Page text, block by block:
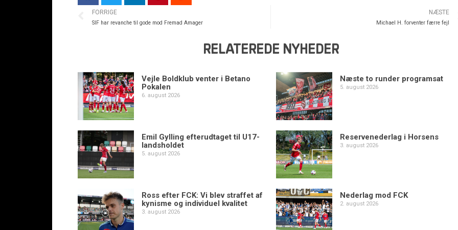
FORRIGE
SIF har revanche til gode mod Fremad Amager
NÆSTE
Michael H. forventer færre fejl
RELATEREDE NYHEDER
Vejle Boldklub venter i Betano
Pokalen
6. august 2026
Næste to runder programsat
5. august 2026
Emil Gylling efterudtaget til U17-
landsholdet
5. august 2026
Reservenederlag i Horsens
3. august 2026
Ross efter FCK: Vi blev straffet af
kynisme og individuel kvalitet
3. august 2026
Nederlag mod FCK
2. august 2026